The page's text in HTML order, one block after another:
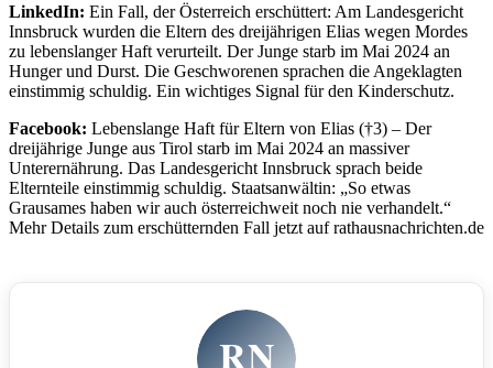
LinkedIn: Ein Fall, der Österreich erschüttert: Am Landesgericht
Innsbruck wurden die Eltern des dreijährigen Elias wegen Mordes
zu lebenslanger Haft verurteilt. Der Junge starb im Mai 2024 an
Hunger und Durst. Die Geschworenen sprachen die Angeklagten
einstimmig schuldig. Ein wichtiges Signal für den Kinderschutz.
Facebook: Lebenslange Haft für Eltern von Elias (†3) – Der
dreijährige Junge aus Tirol starb im Mai 2024 an massiver
Unterernährung. Das Landesgericht Innsbruck sprach beide
Elternteile einstimmig schuldig. Staatsanwältin: „So etwas
Grausames haben wir auch österreichweit noch nie verhandelt.“
Mehr Details zum erschütternden Fall jetzt auf rathausnachrichten.de
RN